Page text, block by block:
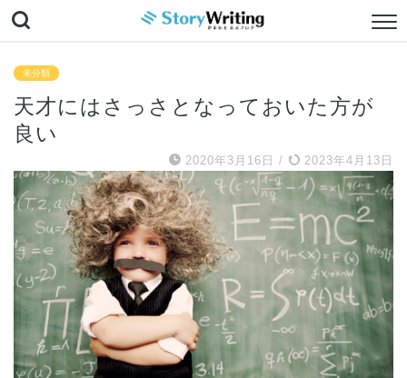
未分類
天才にはさっさとなっておいた方が
良い
2020年3月16日 / 2023年4月13日